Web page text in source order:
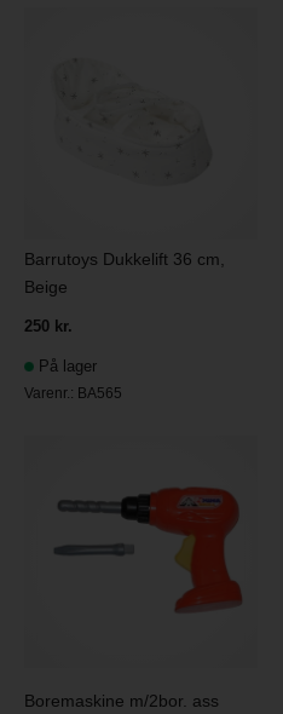
Barrutoys Dukkelift 36 cm,
Beige
250 kr.
På lager
Varenr.: BA565
Boremaskine m/2bor. ass